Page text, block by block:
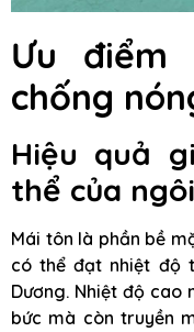
Ưu điểm
chống
Hiệu quả
thể của
Mái tôn là phần bề
có thể đạt nhiệt độ
Dương. Nhiệt độ cao
bức mà còn truyền